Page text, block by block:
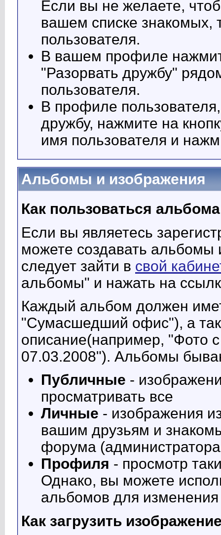
Если вы не желаете,
вашем списке знакомых,
пользователя.
В вашем профиле
"Разорвать дружбу"
пользователя.
В профиле
дружбу, нажмите на
имя пользователя и
Альбомы и изображения
Как пользоваться
Если вы являетесь
можете создавать альбомы
следует зайти в свой
альбомы" и нажать на
Каждый альбом должен
"Сумасшедший офис"), а
описание(например, "Фото
07.03.2008"). Альбомы
Публичные -
просматривать все
Личные - изображения
вашим друзьям и
форума
Профиля - просмотр
Однако, вы можете
альбомов для
Как загрузить